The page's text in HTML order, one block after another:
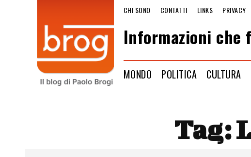
CHI SONO CONTATTI LINKS PRIVACY
Informazioni che
MONDO POLITICA CULTURA
Tag: